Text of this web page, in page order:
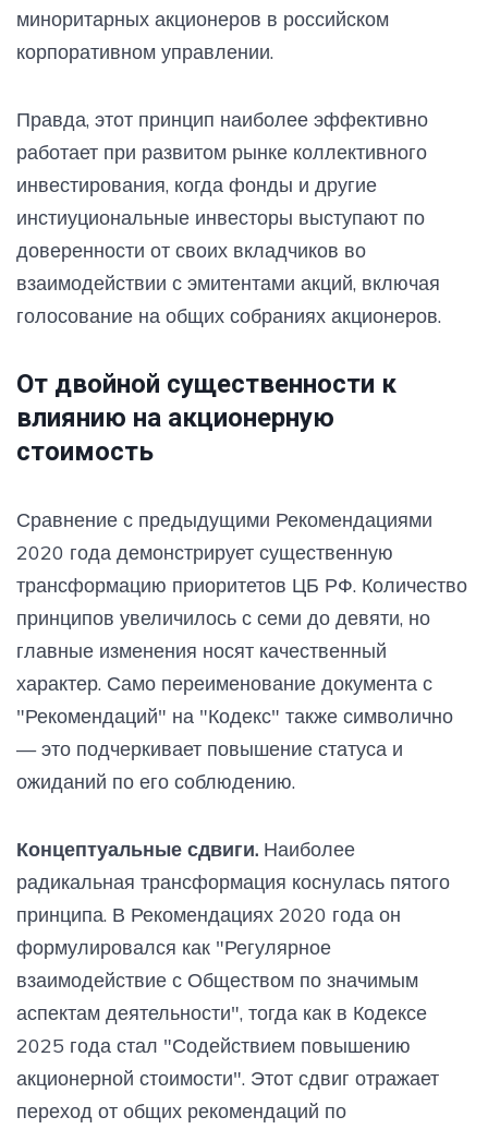
миноритарных акционеров в российском
корпоративном управлении.
Правда, этот принцип наиболее эффективно
работает при развитом рынке коллективного
инвестирования, когда фонды и другие
инстиуциональные инвесторы выступают по
доверенности от своих вкладчиков во
взаимодействии с эмитентами акций, включая
голосование на общих собраниях акционеров.
От двойной существенности к
влиянию на акционерную
стоимость
Сравнение с предыдущими Рекомендациями
2020 года демонстрирует существенную
трансформацию приоритетов ЦБ РФ. Количество
принципов увеличилось с семи до девяти, но
главные изменения носят качественный
характер. Само переименование документа с
"Рекомендаций" на "Кодекс" также символично
— это подчеркивает повышение статуса и
ожиданий по его соблюдению.
Концептуальные сдвиги. Наиболее
радикальная трансформация коснулась пятого
принципа. В Рекомендациях 2020 года он
формулировался как "Регулярное
взаимодействие с Обществом по значимым
аспектам деятельности", тогда как в Кодексе
2025 года стал "Содействием повышению
акционерной стоимости". Этот сдвиг отражает
переход от общих рекомендаций по